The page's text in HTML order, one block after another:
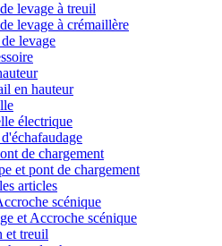
levage à treuil
levage à crémaillère
levage
en hauteur
électrique
de chargement
et pont de chargement
articles
scénique
et Accroche scénique
et treuil